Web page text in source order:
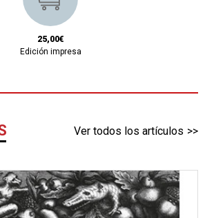
25,00€
Edición impresa
Ver todos los artículos